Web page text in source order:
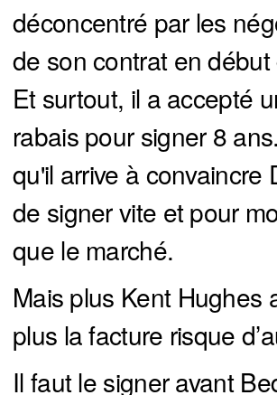
déconcentré par les
de son contrat en
Et surtout, il a accepté
rabais pour signer 8
qu'il arrive à convaincre
de signer vite et pour
que le marché.
Mais plus Kent Hughes
plus la facture risque
Il faut le signer avant